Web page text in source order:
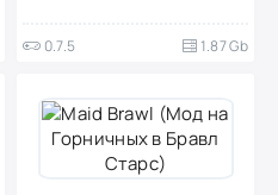
0.7.5 1.87 Gb